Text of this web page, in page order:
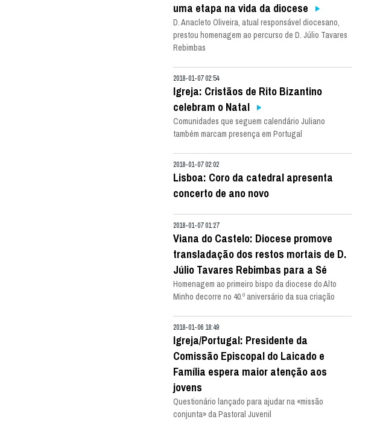
uma etapa na vida da diocese
D. Anacleto Oliveira, atual responsável diocesano,
prestou homenagem ao percurso de D. Júlio Tavares
Rebimbas
2018-01-07 02:54
Igreja: Cristãos de Rito Bizantino
celebram o Natal
Comunidades que seguem calendário Juliano
também marcam presença em Portugal
2018-01-07 02:02
Lisboa: Coro da catedral apresenta
concerto de ano novo
2018-01-07 01:27
Viana do Castelo: Diocese promove
transladação dos restos mortais de D.
Júlio Tavares Rebimbas para a Sé
Homenagem ao primeiro bispo da diocese do Alto
Minho decorre no 40.º aniversário da sua criação
2018-01-06 18:49
Igreja/Portugal: Presidente da
Comissão Episcopal do Laicado e
Família espera maior atenção aos
jovens
Questionário lançado para ajudar na «missão
conjunta» da Pastoral Juvenil